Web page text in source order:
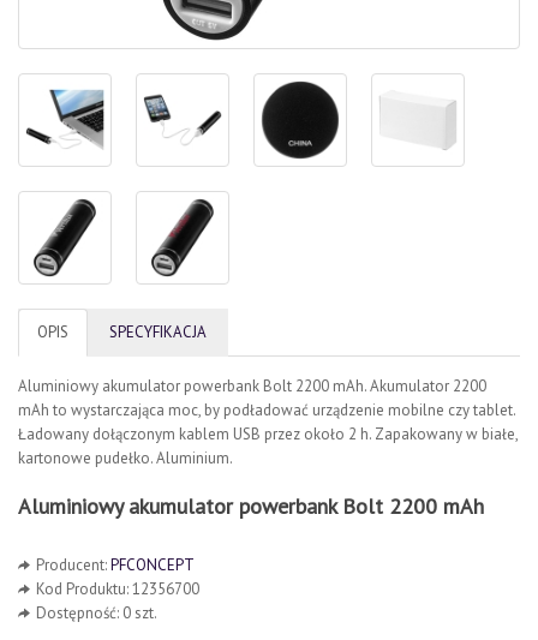
OPIS SPECYFIKACJA
Aluminiowy akumulator powerbank Bolt 2200 mAh. Akumulator 2200
mAh to wystarczająca moc, by podładować urządzenie mobilne czy tablet.
Ładowany dołączonym kablem USB przez około 2 h. Zapakowany w białe,
kartonowe pudełko. Aluminium.
Aluminiowy akumulator powerbank Bolt 2200 mAh
Producent:PFCONCEPT
Kod Produktu: 12356700
Dostępność: 0 szt.